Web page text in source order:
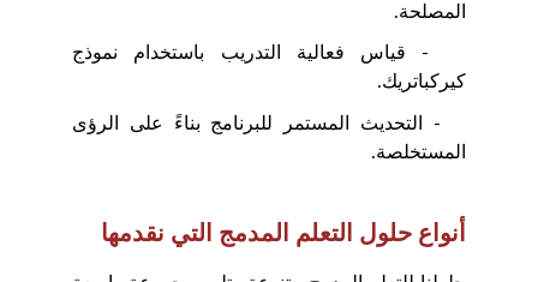
المصلحة.
- قياس فعالية التدريب باستخدام نموذج
كيركباتريك.
- التحديث المستمر للبرنامج بناءً على الرؤى
المستخلصة.
أنواع حلول التعلم المدمج التي نقدمها